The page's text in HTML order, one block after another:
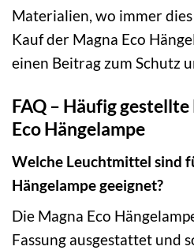
Materialien, wo immer
Kauf der Magna Eco
einen Beitrag zum Schutz
FAQ – Häufig
Eco Hängelampe
Welche Leuchtmittel sind
Hängelampe geeignet?
Die Magna Eco
Fassung ausgestattet und